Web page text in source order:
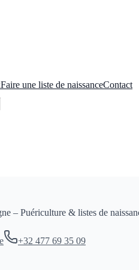
Faire une liste de naissanceContact
– Puériculture & listes de
+32 477 69 35 09